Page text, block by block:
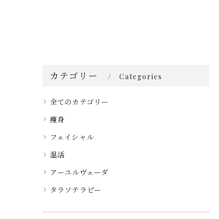
カテゴリー Categories
全てのカテゴリー
痩身
フェイシャル
温活
アーユルヴェーダ
タラソテラピー